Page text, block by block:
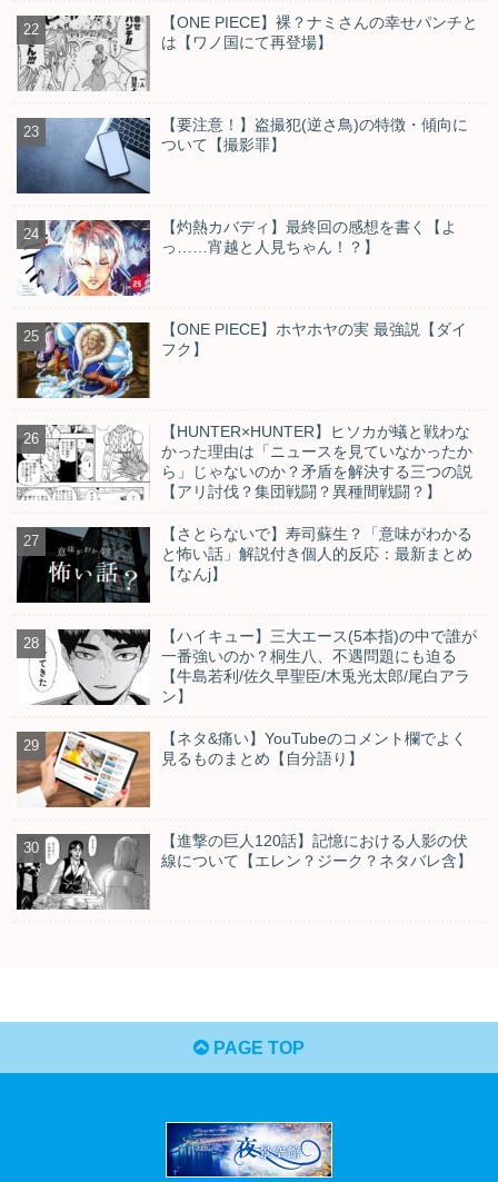
【ONE PIECE】裸？ナミさんの幸せパンチと
は【ワノ国にて再登場】
【要注意！】盗撮犯(逆さ鳥)の特徴・傾向に
ついて【撮影罪】
【灼熱カバディ】最終回の感想を書く【よ
っ……宵越と人見ちゃん！？】
【ONE PIECE】ホヤホヤの実 最強説【ダイ
フク】
【HUNTER×HUNTER】ヒソカが蟻と戦わな
かった理由は「ニュースを見ていなかったか
ら」じゃないのか？矛盾を解決する三つの説
【アリ討伐？集団戦闘？異種間戦闘？】
【さとらないで】寿司蘇生？「意味がわかる
と怖い話」解説付き個人的反応：最新まとめ
【なんj】
【ハイキュー】三大エース(5本指)の中で誰が
一番強いのか？桐生八、不遇問題にも迫る
【牛島若利/佐久早聖臣/木兎光太郎/尾白アラ
ン】
【ネタ&痛い】YouTubeのコメント欄でよく
見るものまとめ【自分語り】
【進撃の巨人120話】記憶における人影の伏
線について【エレン？ジーク？ネタバレ含】
PAGE TOP